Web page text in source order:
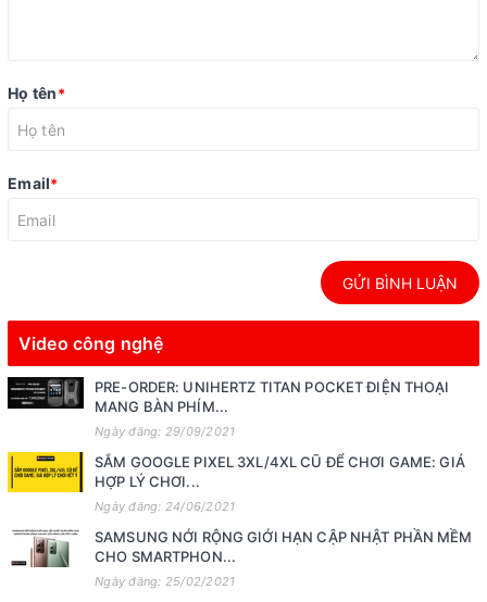
Họ tên*
Email*
GỬI BÌNH LUẬN
Video công nghệ
PRE-ORDER: UNIHERTZ TITAN POCKET ĐIỆN THOẠI
MANG BÀN PHÍM...
Ngày đăng: 29/09/2021
SẮM GOOGLE PIXEL 3XL/4XL CŨ ĐỂ CHƠI GAME: GIÁ
HỢP LÝ CHƠI...
Ngày đăng: 24/06/2021
SAMSUNG NỚI RỘNG GIỚI HẠN CẬP NHẬT PHẦN MỀM
CHO SMARTPHON...
Ngày đăng: 25/02/2021